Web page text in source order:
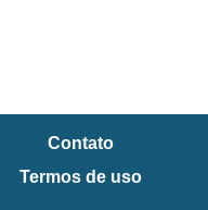
Contato
Termos de uso